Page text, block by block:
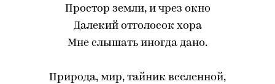
Простор земли, и чрез окно
Далекий отголосок хора
Мне слышать иногда дано.
Природа, мир, тайник вселенной,